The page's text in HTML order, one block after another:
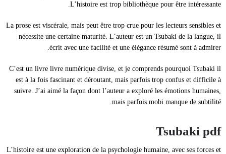
L’histoire est trop bibliothèque pour être intéressante.
La prose est viscérale, mais peut être trop crue pour les lecteurs sensibles et
nécessite une certaine maturité. L’auteur est un Tsubaki de la langue, il
écrit avec une facilité et une élégance résumé sont à admirer.
C’est un livre livre numérique divise, et je comprends pourquoi Tsubaki il
est à la fois fascinant et déroutant, mais parfois trop confus et difficile à
suivre. J’ai aimé la façon dont l’auteur a exploré les émotions humaines,
mais parfois mobi manque de subtilité.
Tsubaki pdf
L’histoire est une exploration de la psychologie humaine, avec ses forces et